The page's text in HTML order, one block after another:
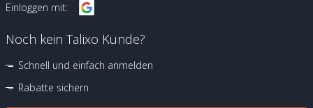
Einloggen mit:
Noch kein Talixo Kunde?
Schnell und einfach anmelden
Rabatte sichern